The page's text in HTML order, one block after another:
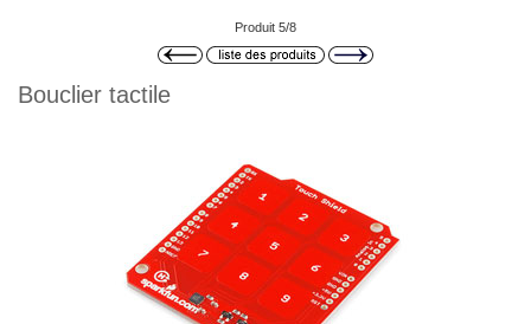
Produit 5/8
Bouclier tactile